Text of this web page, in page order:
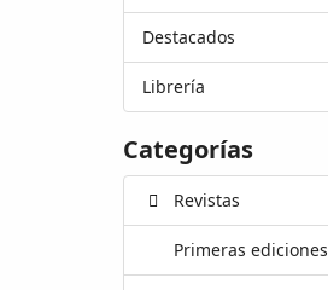
Destacados
Librería
Categorías
Revistas
Primeras ediciones